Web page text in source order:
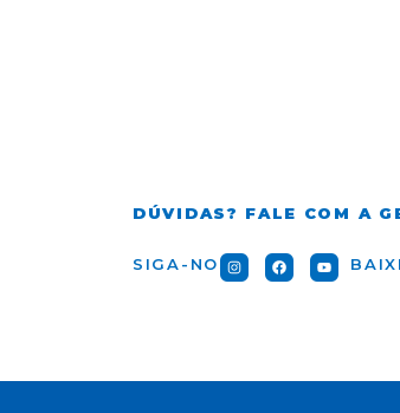
DÚVIDAS? FALE COM A
SIGA-NOS: